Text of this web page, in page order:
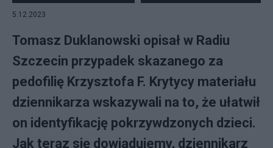
5.12.2023
Tomasz Duklanowski opisał w Radiu
Szczecin przypadek skazanego za
pedofilię Krzysztofa F. Krytycy materiału
dziennikarza wskazywali na to, że ułatwił
on identyfikację pokrzywdzonych dzieci.
Jak teraz się dowiadujemy, dziennikarz